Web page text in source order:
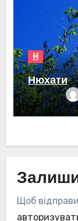
Н
Нюхати
Щоб